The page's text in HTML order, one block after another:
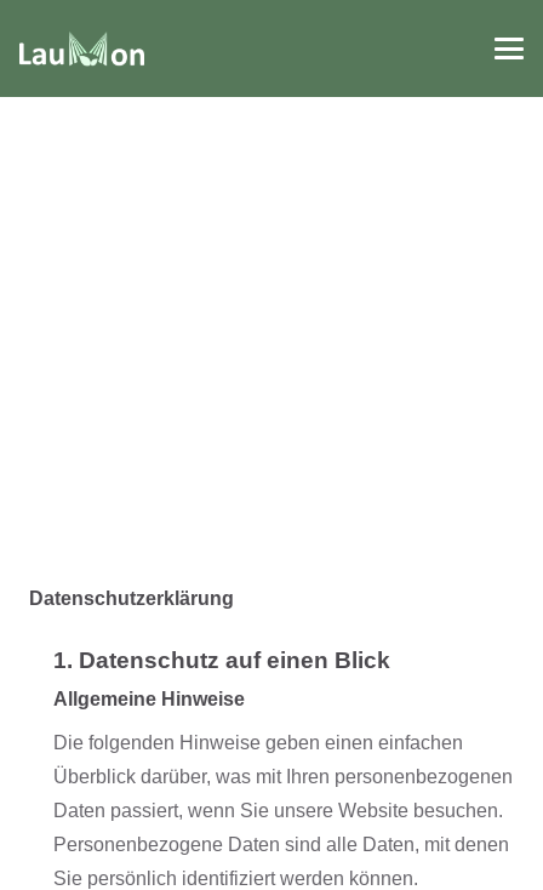
Datenschutzerklärung
1. Datenschutz auf einen Blick
Allgemeine Hinweise
Die folgenden Hinweise geben einen einfachen
Überblick darüber, was mit Ihren personenbezogenen
Daten passiert, wenn Sie unsere Website besuchen.
Personenbezogene Daten sind alle Daten, mit denen
Sie persönlich identifiziert werden können.